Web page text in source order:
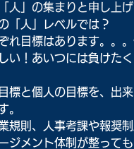
人」の集まりと申し上げ
「人」レベルでは？
れ目標はあります。。
い！あいつには負けた
標と個人の目標を、出
。
規則、人事考課や報奨
ジメント体制が整って